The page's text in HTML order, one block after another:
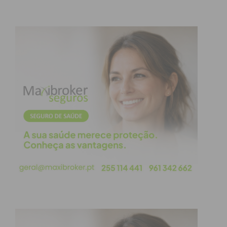
sobre a linha de golo, com Vitinha a empurrar e a
defesa do Baião a cortar em cima da linha. Bruno
ainda acertou no poste, num lance que acabou por
simbolizar a falta de eficácia e a resistência
defensiva do líder.
No final, o nulo foi celebrado por adeptos e equipa
técnica do Baião, enquanto o Freamunde saiu do
relvado com a sensação clara de ter sido a equipa
que mais fez para vencer.
Destaque
Sanfins, que conquistou três pontos importantes
fora de portas ao vencer no terreno do Sobrado